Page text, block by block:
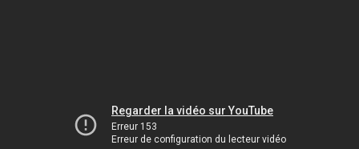
Regarder la vidéo sur YouTube
Erreur 153
Erreur de configuration du lecteur vidéo